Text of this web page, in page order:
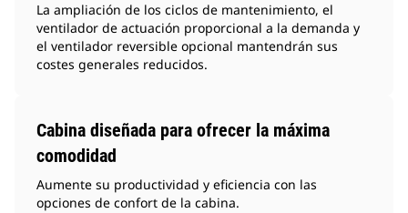
La ampliación de los ciclos de mantenimiento, el
ventilador de actuación proporcional a la demanda y
el ventilador reversible opcional mantendrán sus
costes generales reducidos.
Cabina diseñada para ofrecer la máxima
comodidad
Aumente su productividad y eficiencia con las
opciones de confort de la cabina.